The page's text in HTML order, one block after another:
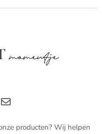
momentje
producten? Wij helpen